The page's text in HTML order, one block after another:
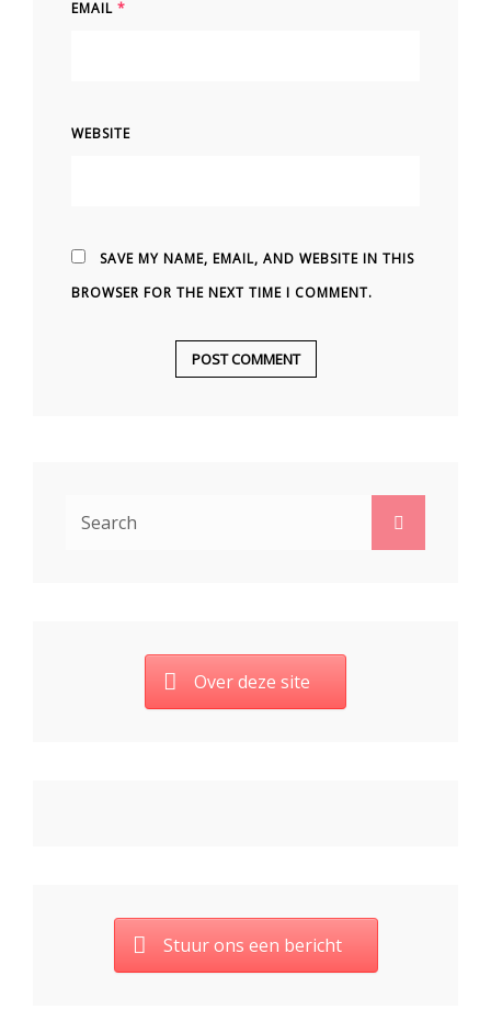
EMAIL *
WEBSITE
SAVE MY NAME, EMAIL, AND WEBSITE IN THIS
BROWSER FOR THE NEXT TIME I COMMENT.
Search
Over deze site
Stuur ons een bericht